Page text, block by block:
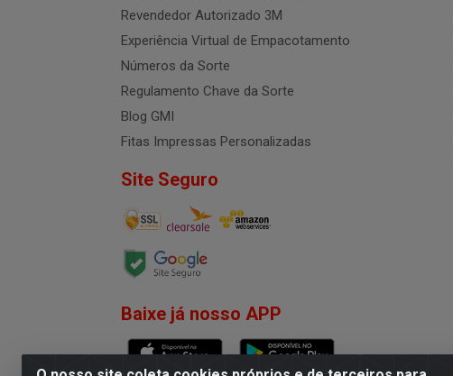
Revendedor Autorizado 3M
Experiência Virtual de Empacotamento
Números da Sorte
Regulamento Chave da Sorte
Blog GMI
Fitas Impressas Personalizadas
Site Seguro
Baixe já nosso APP